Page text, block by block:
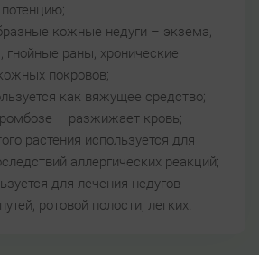
кожные недуги – экзема,
гнойные раны, хронические
покровов;
как вяжущее средство;
– разжижает кровь;
растения используется для
аллергических реакций;
для лечения недугов
ротовой полости, легких.